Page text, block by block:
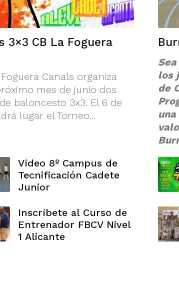
3×3 CB La Foguera
Foguera Canals organiza
mes de junio dos
baloncesto 3x3. El 6 de
lugar el Torneo...
los
de
Vídeo 8º Campus de
Tecnificación Cadete
Junior
Inscríbete al Curso de
Entrenador FBCV Nivel
1 Alicante